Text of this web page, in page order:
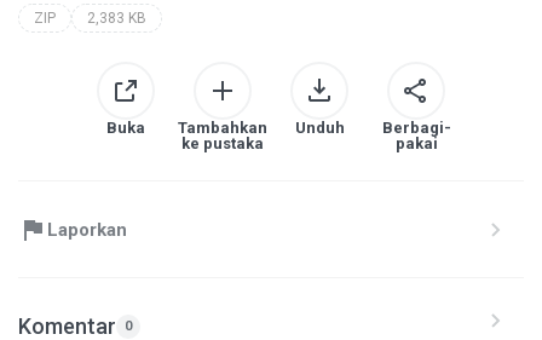
ZIP 2,383 KB
Buka
Tambahkan
ke pustaka
Unduh
Berbagi-
pakai
Laporkan
Komentar 0